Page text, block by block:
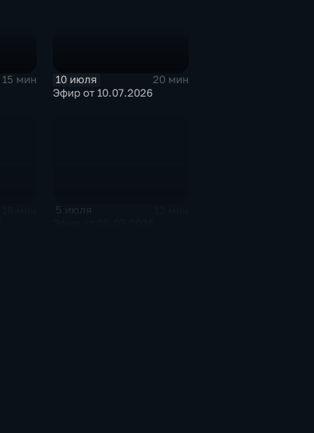
15 мин
10 июля
20 мин
Эфир от 10.07.2026
5 июля